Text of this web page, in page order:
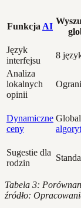
Funkcja AI
Język
interfejsu
8
Analiza
lokalnych
opinii
Dynamiczne
ceny
Sugestie dla
rodzin
Tabela 3:
źródło: